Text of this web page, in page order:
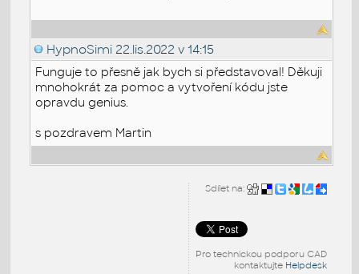
HypnoSimi 22.lis.2022 v 14:15
Funguje to přesně jak bych si představoval! Děkuji
mnohokrát za pomoc a vytvoření kódu jste
opravdu genius.
s pozdravem Martin
Sdílet na:
Pro technickou podporu CAD
kontaktujte Helpdesk